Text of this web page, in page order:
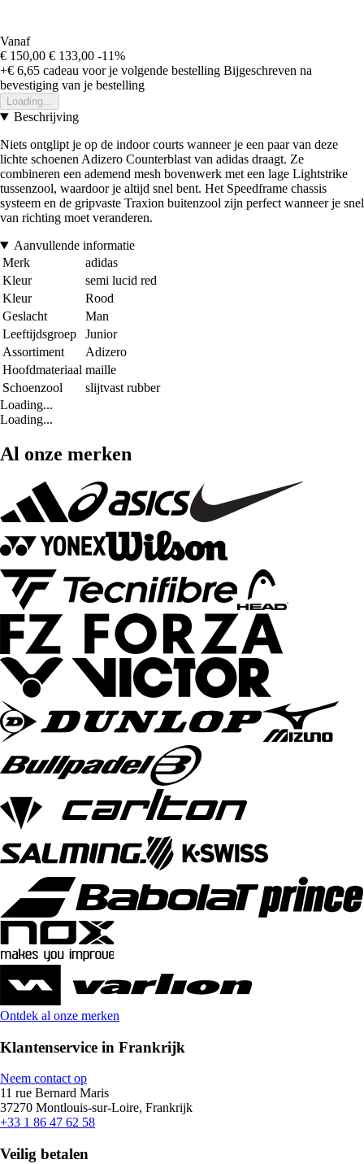
Vanaf
€ 150,00 € 133,00 -11%
+€ 6,65 cadeau voor je volgende bestelling Bijgeschreven na
bevestiging van je bestelling
Loading...
Beschrijving
Niets ontglipt je op de indoor courts wanneer je een paar van deze
lichte schoenen Adizero Counterblast van adidas draagt. Ze
combineren een ademend mesh bovenwerk met een lage Lightstrike
tussenzool, waardoor je altijd snel bent. Het Speedframe chassis
systeem en de gripvaste Traxion buitenzool zijn perfect wanneer je snel
van richting moet veranderen.
Aanvullende informatie
Merk
adidas
Kleur
semi lucid red
Kleur
Rood
Geslacht
Man
Leeftijdsgroep
Junior
Assortiment
Adizero
Hoofdmateriaal maille
Schoenzool
slijtvast rubber
Loading...
Loading...
Al onze merken
Ontdek al onze merken
Klantenservice in Frankrijk
Neem contact op
11 rue Bernard Maris
37270 Montlouis-sur-Loire, Frankrijk
+33 1 86 47 62 58
Veilig betalen